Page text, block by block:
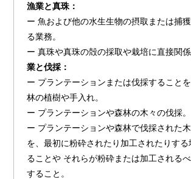
漁業と真珠：
ー 魚および他の水生生物の摂取または捕
る業務。
ー 真珠や真珠の殻の採取や栽培に直接関
業と伐採：
ー プランテーションまたは伐採すること
林の植樹や手入れ。
ー プランテーションや森林の木々の伐採。
ー プランテーションや森林で伐採された
を、最初に粉砕されたり加工されたりする
ることや それらが粉砕または加工される
すること。